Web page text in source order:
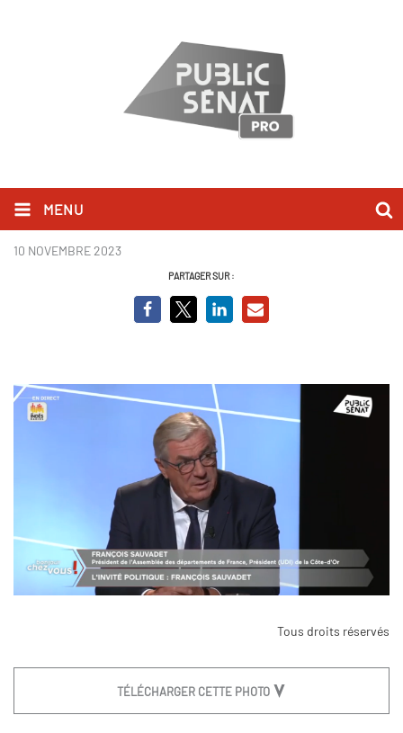
MENU
François Sauvadet.png
10 NOVEMBRE 2023
PARTAGER SUR :
Tous droits réservés
TÉLÉCHARGER CETTE PHOTO